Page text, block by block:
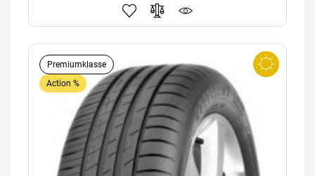
Premiumklasse
Action %